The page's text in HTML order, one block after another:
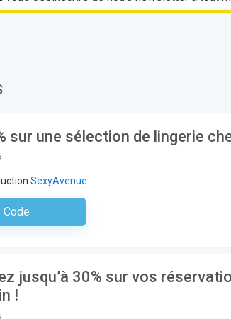
sur une sélection de lingerie
SexyAvenue
Code
N'est Nécessaire
jusqu’à 30% sur vos
!